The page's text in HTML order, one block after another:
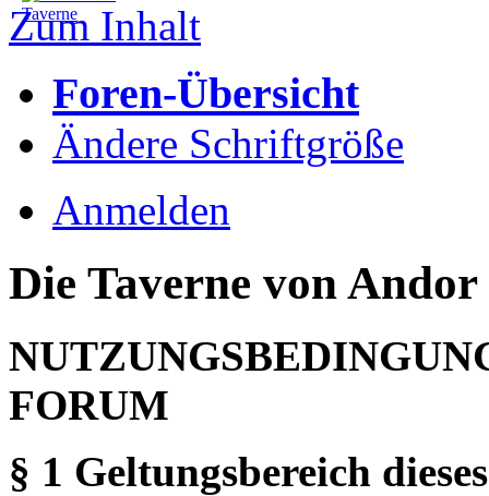
Zum Inhalt
Foren-Übersicht
Ändere Schriftgröße
Anmelden
Die Taverne von
FORUM
§ 1 Geltungsbereich